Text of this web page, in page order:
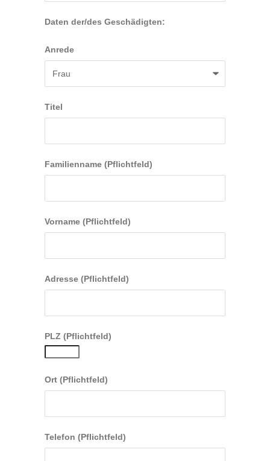
Daten der/des Geschädigten:
Anrede
Titel
Familienname (Pflichtfeld)
Vorname (Pflichtfeld)
Adresse (Pflichtfeld)
PLZ (Pflichtfeld)
Ort (Pflichtfeld)
Telefon (Pflichtfeld)